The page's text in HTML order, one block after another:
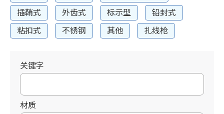
插鞘式
外齿式 标示型
铅封式
粘扣式
不锈钢 其他 扎线枪
关键字
材质